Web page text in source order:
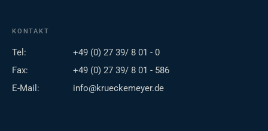
KONTAKT
Tel:
+49 (0) 27 39/ 8 01 - 0
Fax:
+49 (0) 27 39/ 8 01 - 586
E-Mail:
info@krueckemeyer.de